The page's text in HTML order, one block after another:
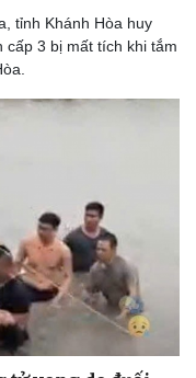
tỉnh Khánh Hòa huy
3 bị mất tích khi tắm